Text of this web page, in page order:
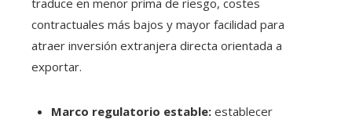
contractuales más bajos y mayor facilidad para
atraer inversión extranjera directa orientada a
exportar.
Marco regulatorio estable: establecer